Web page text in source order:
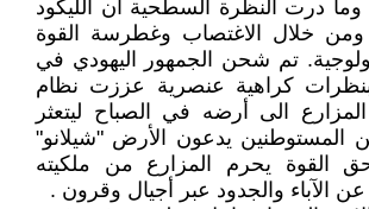
وما درت النظرة السطحية أن الليكود
خلال الاغتصاب وغطرسة القوة
تم شحن الجمهور اليهودي في
بنظرات كراهية عنصرية عززت نظام
المزارع الى أرضه في الصباح ليتعثر
المستوطنين يدعون الأرض "شيلانو"
القوة يحرم المزارع من ملكيته
عن الآباء والجدود عبر أجيال وقرون .